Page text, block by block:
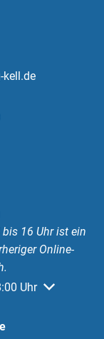
kell.de
16 Uhr ist ein
Online-
Schließzeiten
Uhr